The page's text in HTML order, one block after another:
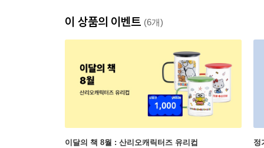
이 상품의 이벤트 (6개)
이달의 책 8월 : 산리오캐릭터즈 유리컵 정